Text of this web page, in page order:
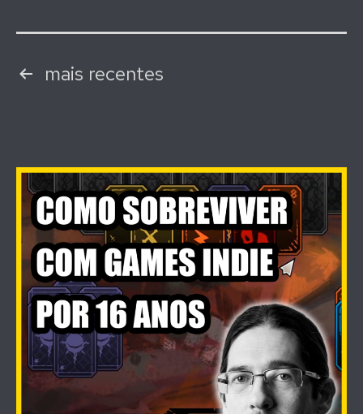
Navegação
mais recentes